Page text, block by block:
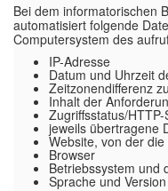
Bei dem informatorischen
automatisiert folgende
Computersystem des
IP-Adresse
Datum und Uhrzeit
Zeitzonendifferenz
Inhalt der
Zugriffsstatus/
jeweils übertragene
Website, von der
Browser
Betriebssystem und
Sprache und